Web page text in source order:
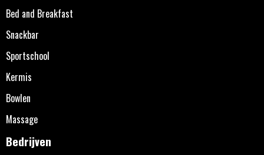
Bed and Breakfast
Snackbar
Sportschool
Kermis
Bowlen
Massage
Bedrijven